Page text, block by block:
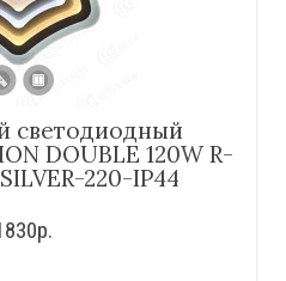
светодиодный
DOUBLE 120W R-
220-IP44